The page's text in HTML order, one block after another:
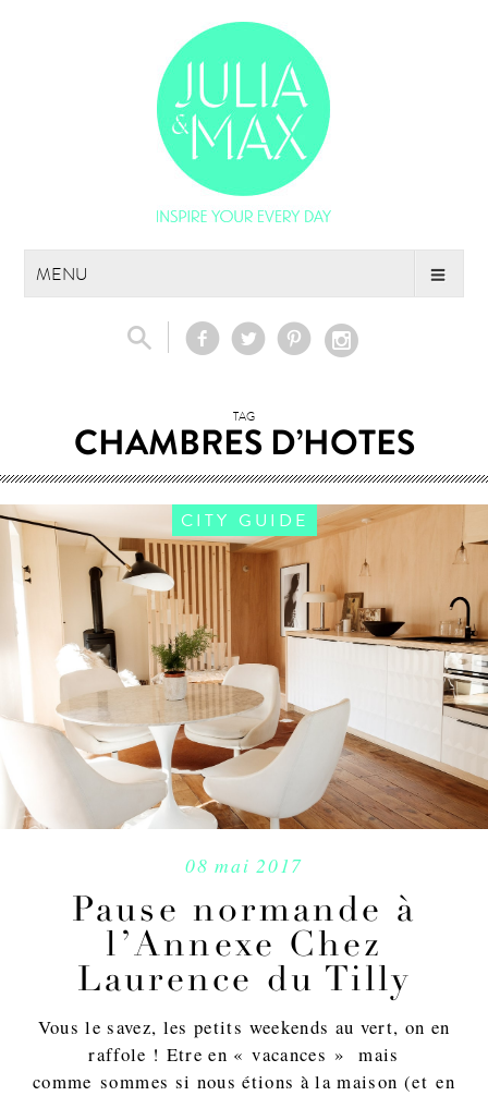
MENU
TAG
CHAMBRES D’HOTES
CITY GUIDE
08 mai 2017
Pause normande à
l’Annexe Chez
Laurence du Tilly
Vous le savez, les petits weekends au vert, on en
raffole ! Etre en « vacances » mais
comme sommes si nous étions à la maison (et en